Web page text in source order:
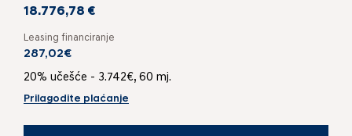
18.776,78 €
Leasing financiranje
287,02€
20% učešće - 3.742€, 60 mj.
Prilagodite plaćanje